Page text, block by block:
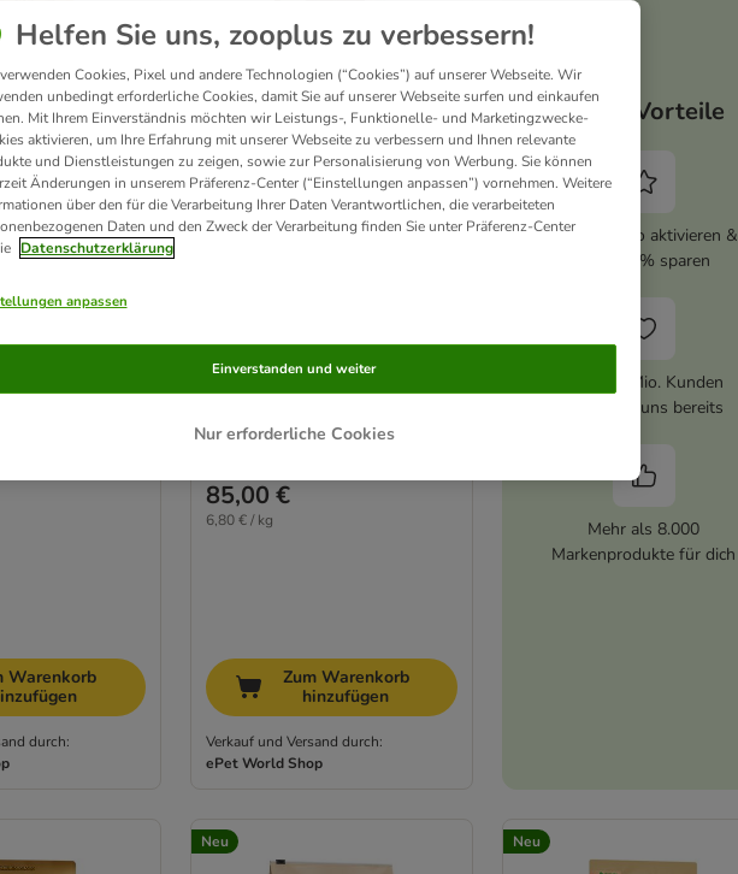
Plain
Adult
Warenkorb
durch:
3 Varianten
85,00 €
6,80 € / kg
Zum Warenkorb
hinzufügen
Verkauf und Versand durch:
ePet World Shop
Deine Vorteile
zooplus Abo aktivieren &
immer 5% sparen
Über 10 Mio. Kunden
vertrauen uns bereits
Mehr als 8.000
Markenprodukte für dich
Neu Neu
Helfen Sie uns, zooplus zu verbessern!
Cookies, Pixel und andere Technologien (“Cookies”) auf unserer Webseite. Wir
unbedingt erforderliche Cookies, damit Sie auf unserer Webseite surfen und einkaufen
Mit Ihrem Einverständnis möchten wir Leistungs-, Funktionelle- und Marketingzwecke-
aktivieren, um Ihre Erfahrung mit unserer Webseite zu verbessern und Ihnen relevante
und Dienstleistungen zu zeigen, sowie zur Personalisierung von Werbung. Sie können
Änderungen in unserem Präferenz-Center (“Einstellungen anpassen”) vornehmen. Weitere
über den für die Verarbeitung Ihrer Daten Verantwortlichen, die verarbeiteten
Daten und den Zweck der Verarbeitung finden Sie unter Präferenz-Center
Datenschutzerklärung
anpassen
Nur erforderliche Cookies
Einverstanden und weiter